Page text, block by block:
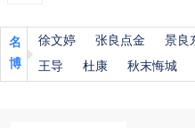
名
博
徐文婷 张良点金 景良
王导
杜康 秋末悔城